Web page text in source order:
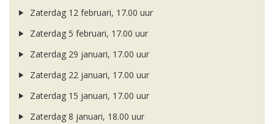
Zaterdag 12 februari, 17.00 uur
Zaterdag 5 februari, 17.00 uur
Zaterdag 29 januari, 17.00 uur
Zaterdag 22 januari, 17.00 uur
Zaterdag 15 januari, 17.00 uur
Zaterdag 8 januari, 18.00 uur